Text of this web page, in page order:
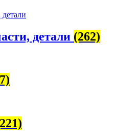
детали (262)